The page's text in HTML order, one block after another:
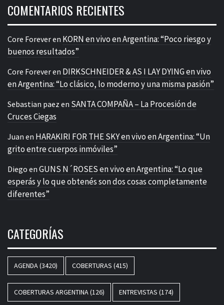
COMENTARIOS RECIENTES
Core Foreveren KORN en vivo en Argentina: “Poco riesgo y
buenos resultados”
Core Foreveren DIRKSCHNEIDER & AS I LAY DYING en vivo
en Argentina: “Lo clásico, lo moderno y una misma pasión”
Sebastian paez en SANTA COMPAÑA – La Procesión de
Cruces Ciegas
Juan en HARAKIRI FOR THE SKY en vivo en Argentina: “Un
grito entre cuerpos inmóviles”
Diego en GUNS N´ROSES en vivo en Argentina: “Lo que
esperás y lo que obtenés son dos cosas completamente
diferentes”
CATEGORÍAS
AGENDA(3420) COBERTURAS (415)
COBERTURAS ARGENTINA(126) ENTREVISTAS (174)